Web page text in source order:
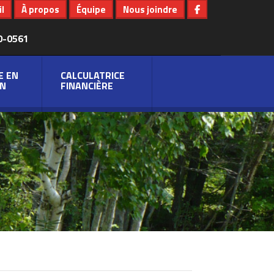
0561
À propos Équipe Nous joindre
EN CALCULATRICE
FINANCIÈRE